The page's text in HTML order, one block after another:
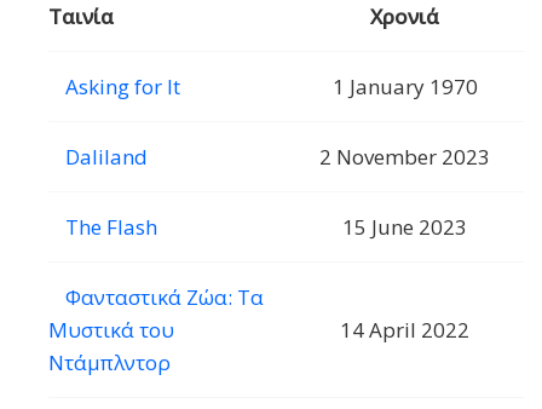
Ταινία Χρονιά
Asking for It 1 January 1970
Daliland 2 November 2023
The Flash 15 June 2023
Φανταστικά Ζώα: Τα
Μυστικά του
Ντάμπλντορ
14 April 2022